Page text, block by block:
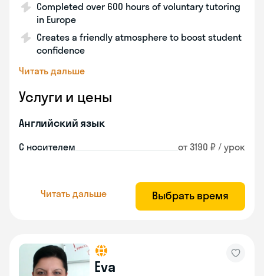
Completed over 600 hours of voluntary tutoring
in Europe
Creates a friendly atmosphere to boost student
confidence
Читать дальше
Услуги и цены
Английский язык
С носителем от 3190 ₽ / урок
Читать дальше Выбрать время
Eva